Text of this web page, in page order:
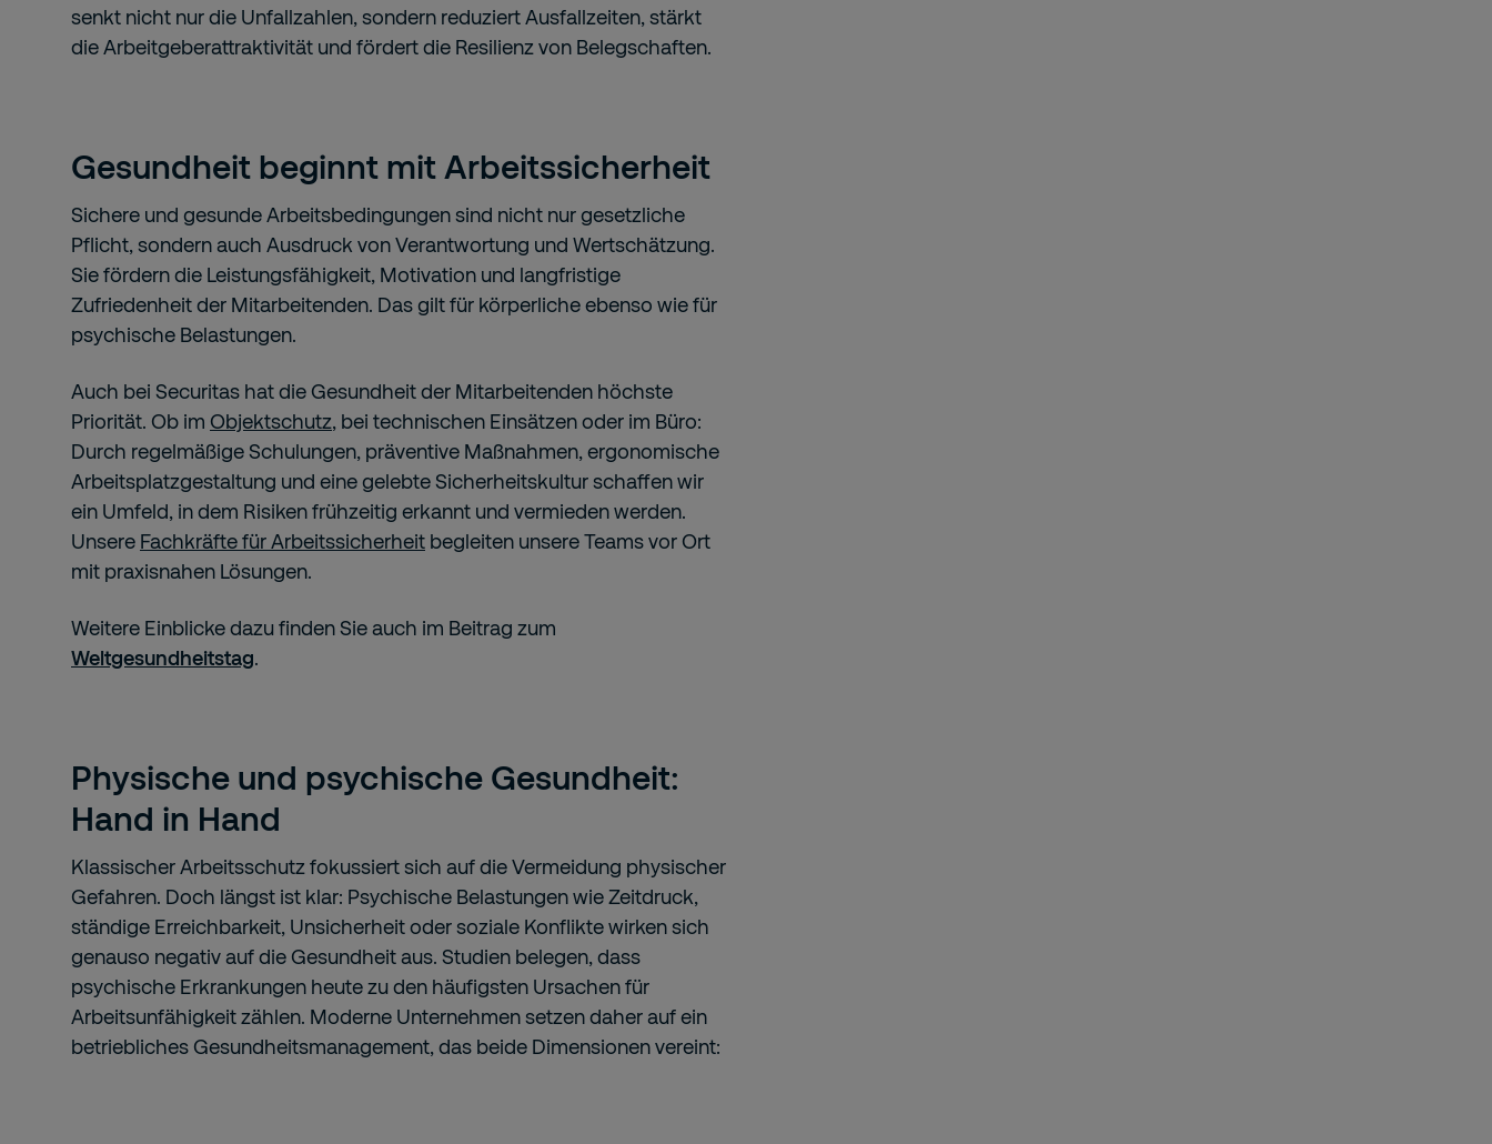
senkt nicht nur die Unfallzahlen, sondern reduziert Ausfallzeiten, stärkt
die Arbeitgeberattraktivität und fördert die Resilienz von Belegschaften.
Gesundheit beginnt mit Arbeitssicherheit
Sichere und gesunde Arbeitsbedingungen sind nicht nur gesetzliche
Pflicht, sondern auch Ausdruck von Verantwortung und Wertschätzung.
Sie fördern die Leistungsfähigkeit, Motivation und langfristige
Zufriedenheit der Mitarbeitenden. Das gilt für körperliche ebenso wie für
psychische Belastungen.
Auch bei Securitas hat die Gesundheit der Mitarbeitenden höchste
Priorität. Ob im Objektschutz, bei technischen Einsätzen oder im Büro:
Durch regelmäßige Schulungen, präventive Maßnahmen, ergonomische
Arbeitsplatzgestaltung und eine gelebte Sicherheitskultur schaffen wir
ein Umfeld, in dem Risiken frühzeitig erkannt und vermieden werden.
Unsere Fachkräfte für Arbeitssicherheit begleiten unsere Teams vor Ort
mit praxisnahen Lösungen.
Weitere Einblicke dazu finden Sie auch im Beitrag zum
Weltgesundheitstag.
Physische und psychische Gesundheit:
Hand in Hand
Klassischer Arbeitsschutz fokussiert sich auf die Vermeidung physischer
Gefahren. Doch längst ist klar: Psychische Belastungen wie Zeitdruck,
ständige Erreichbarkeit, Unsicherheit oder soziale Konflikte wirken sich
genauso negativ auf die Gesundheit aus. Studien belegen, dass
psychische Erkrankungen heute zu den häufigsten Ursachen für
Arbeitsunfähigkeit zählen. Moderne Unternehmen setzen daher auf ein
betriebliches Gesundheitsmanagement, das beide Dimensionen vereint: